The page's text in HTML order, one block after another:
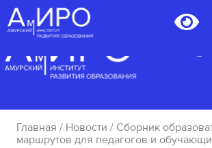
Главная / Новости / Сборник
маршрутов для педагогов и